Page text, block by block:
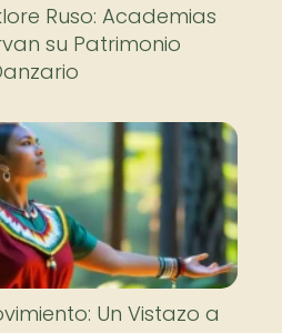
Ruso: Academias
su Patrimonio
Un Vistazo a